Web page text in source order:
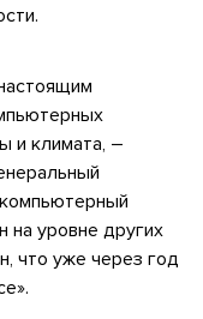
и климата, –
на уровне других
что уже через год